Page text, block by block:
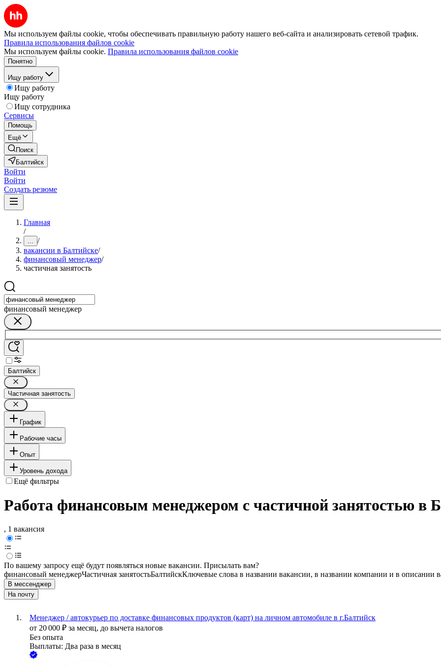
Мы используем файлы cookie, чтобы обеспечивать правильную работу нашего веб-сайта и анализировать сетевой трафик.
Правила использования файлов cookie
Мы используем файлы cookie. Правила использования файлов cookie
Понятно
Ищу работу
Ищу работу
Ищу работу
Ищу сотрудника
Сервисы
Помощь
Ещё
Поиск
Балтийск
Войти
Войти
Создать резюме
Главная
/
... /
вакансии в Балтийске/
финансовый менеджер/
частичная занятость
финансовый менеджер
Балтийск
Частичная занятость
График
Рабочие часы
Опыт
Уровень дохода
Ещё фильтры
Работа финансовым менеджером с частичной занятостью в
, 1 вакансия
По вашему запросу ещё будут появляться новые вакансии. Присылать вам?
финансовый менеджерЧастичная занятостьБалтийскКлючевые слова в названии вакансии, в названии компании и в описании
В мессенджер
На почту
Менеджер / автокурьер по доставке финансовых продуктов (карт) на личном автомобиле в г.Балтийск
от 20 000 ₽ за месяц, до вычета налогов
Без опыта
Выплаты: Два раза в месяц